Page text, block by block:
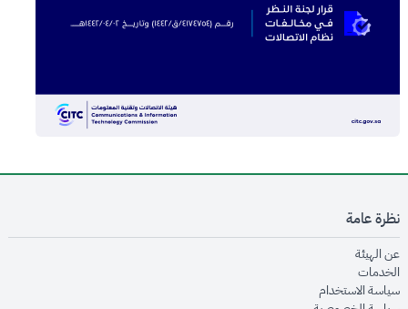
نظرة عامة
عن الهيئةopens in new window
الخدماتopens in new window
سياسة الاستخدام